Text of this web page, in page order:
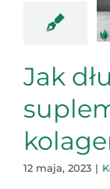
Jak
12 maja, 2023 |